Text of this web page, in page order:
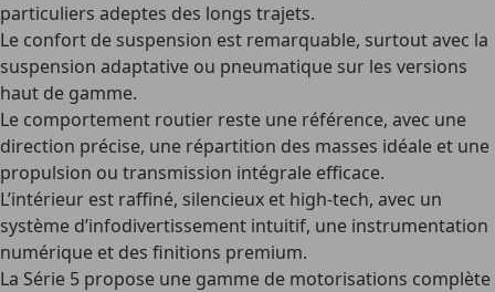
particuliers adeptes des longs trajets.
Le confort de suspension est remarquable, surtout avec la
suspension adaptative ou pneumatique sur les versions
haut de gamme.
Le comportement routier reste une référence, avec une
direction précise, une répartition des masses idéale et une
propulsion ou transmission intégrale efficace.
L’intérieur est raffiné, silencieux et high-tech, avec un
système d’infodivertissement intuitif, une instrumentation
numérique et des finitions premium.
La Série 5 propose une gamme de motorisations complète